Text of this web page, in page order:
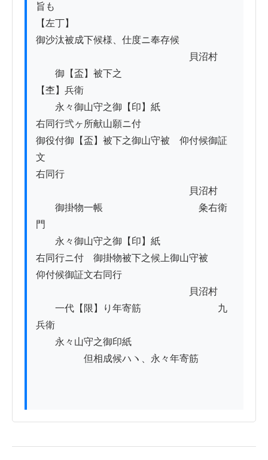
旨も
【左丁】
御沙汰被成下候様、仕度ニ奉存候
貝沼村
御【盃】被下之
【杢】兵衛
永々御山守之御【印】紙
右同行弐ヶ所献山願ニ付
御役付御【盃】被下之御山守被　仰付候御証
文
右同行
貝沼村
御掛物一帳　　　　　　　　　　粂右衛
門
永々御山守之御【印】紙
右同行ニ付　御掛物被下之候上御山守被
仰付候御証文右同行
貝沼村
一代【限】り年寄筋　　　　　　　　九
兵衛
永々山守之御印紙
但相成候ハヽ、永々年寄筋